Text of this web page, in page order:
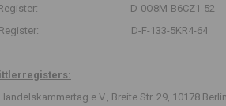
– Register: D-0O8M-B6CZ1-52
– Register: D-F-133-5KR4-64
e.V., Breite Str. 29, 10178